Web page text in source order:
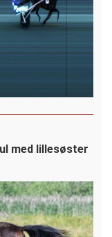
med lillesøster